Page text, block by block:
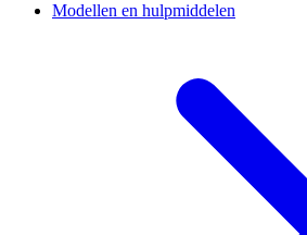
Modellen en hulpmiddelen